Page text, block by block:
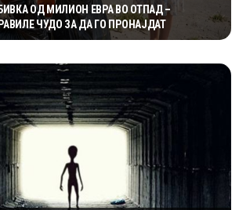
ОД МИЛИОН ЕВРА ВО ОТПАД –
ЧУДО ЗА ДА ГО ПРОНАЈДАТ